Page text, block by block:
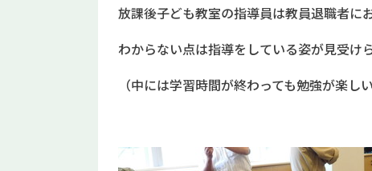
放課後子ども教室の指導員は教員退職者に
わからない点は指導をしている姿が見受け
（中には学習時間が終わっても勉強が楽し